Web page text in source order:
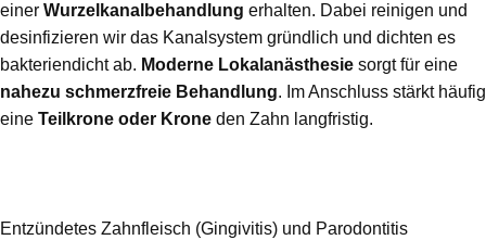
einer Wurzelkanalbehandlung erhalten. Dabei reinigen und
desinfizieren wir das Kanalsystem gründlich und dichten es
bakteriendicht ab. Moderne Lokalanästhesie sorgt für eine
nahezu schmerzfreie Behandlung. Im Anschluss stärkt häufig
eine Teilkrone oder Krone den Zahn langfristig.
Entzündetes Zahnfleisch (Gingivitis) und Parodontitis